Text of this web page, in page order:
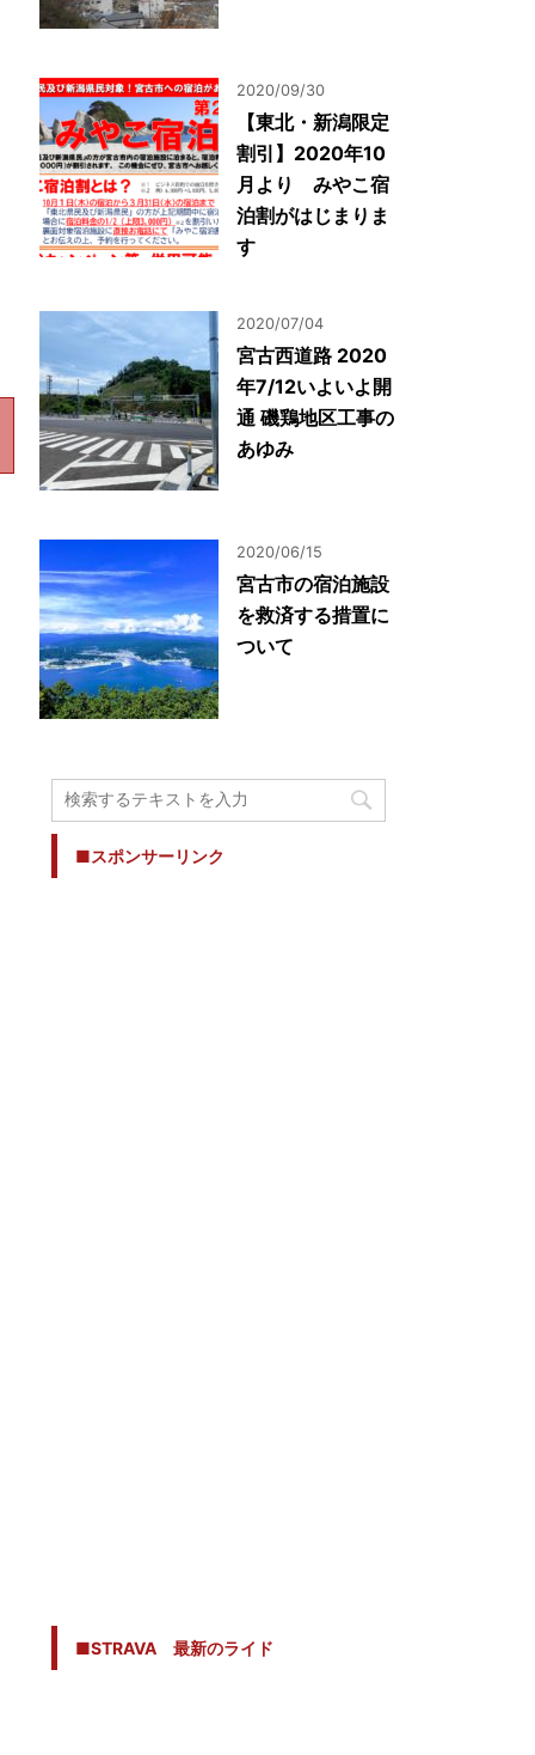
2020/09/30
【東北・新潟限定
割引】2020年10
月より みやこ宿
泊割がはじまりま
す
2020/07/04
宮古西道路 2020
年7/12いよいよ開
通 磯鶏地区工事の
あゆみ
2020/06/15
宮古市の宿泊施設
を救済する措置に
ついて
■スポンサーリンク
■STRAVA 最新のライド